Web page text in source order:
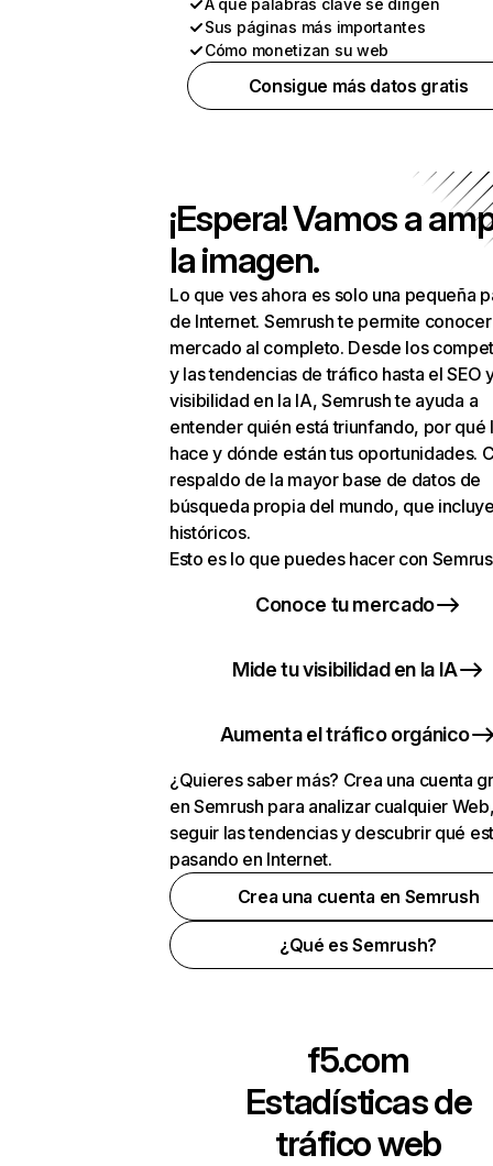
A qué palabras clave se dirigen
Sus páginas más importantes
Cómo monetizan su web
Consigue más datos gratis
¡Espera! Vamos a
la imagen.
Lo que ves ahora es solo una pequeña
de Internet. Semrush te permite
mercado al completo. Desde los
y las tendencias de tráfico hasta el SEO
visibilidad en la IA, Semrush te ayuda a
entender quién está triunfando, por qué
hace y dónde están tus oportunidades.
respaldo de la mayor base de datos de
búsqueda propia del mundo, que
históricos.
Esto es lo que puedes hacer con
Conoce tu mercado
Mide tu visibilidad en la IA
Aumenta el tráfico orgánico
¿Quieres saber más? Crea una cuenta
en Semrush para analizar cualquier
seguir las tendencias y descubrir qué
pasando en Internet.
Crea una cuenta en Semrush
¿Qué es Semrush?
f5.com
Estadísticas de
tráfico web